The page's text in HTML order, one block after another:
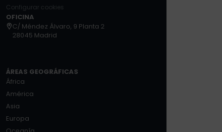
Configurar cookies
OFICINA
C/ Méndez Álvaro, 9 Planta 2
28045 Madrid
ÁREAS GEOGRÁFICAS
África
América
Asia
Europa